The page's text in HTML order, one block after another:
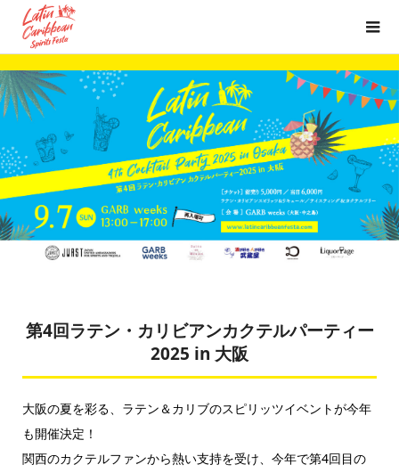
第4回ラテン・カリビアンカクテルパーティー
2025 in 大阪
大阪の夏を彩る、ラテン＆カリブのスピリッツイベントが今年
も開催決定！
関西のカクテルファンから熱い支持を受け、今年で第4回目の